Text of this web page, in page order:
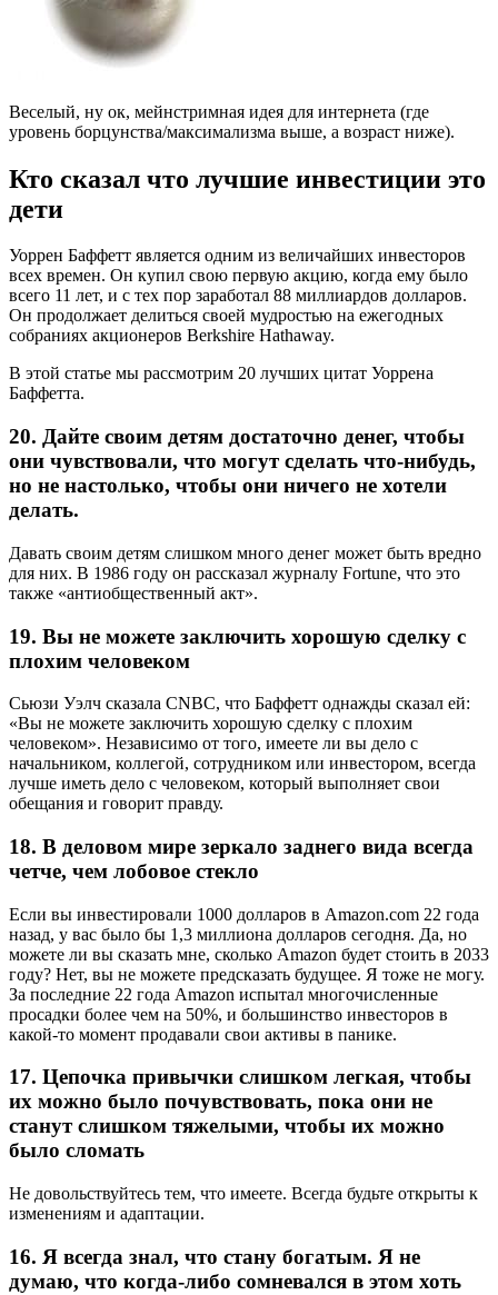
Веселый, ну ок, мейнстримная идея для интернета (где
уровень борцунства/максимализма выше, а возраст ниже).
Кто сказал что лучшие инвестиции это
дети
Уоррен Баффетт является одним из величайших инвесторов
всех времен. Он купил свою первую акцию, когда ему было
всего 11 лет, и с тех пор заработал 88 миллиардов долларов.
Он продолжает делиться своей мудростью на ежегодных
собраниях акционеров Berkshire Hathaway.
В этой статье мы рассмотрим 20 лучших цитат Уоррена
Баффетта.
20. Дайте своим детям достаточно денег, чтобы
они чувствовали, что могут сделать что-нибудь,
но не настолько, чтобы они ничего не хотели
делать.
Давать своим детям слишком много денег может быть вредно
для них. В 1986 году он рассказал журналу Fortune, что это
также «антиобщественный акт».
19. Вы не можете заключить хорошую сделку с
плохим человеком
Сьюзи Уэлч сказала CNBC, что Баффетт однажды сказал ей:
«Вы не можете заключить хорошую сделку с плохим
человеком». Независимо от того, имеете ли вы дело с
начальником, коллегой, сотрудником или инвестором, всегда
лучше иметь дело с человеком, который выполняет свои
обещания и говорит правду.
18. В деловом мире зеркало заднего вида всегда
четче, чем лобовое стекло
Если вы инвестировали 1000 долларов в Amazon.com 22 года
назад, у вас было бы 1,3 миллиона долларов сегодня. Да, но
можете ли вы сказать мне, сколько Amazon будет стоить в 2033
году? Нет, вы не можете предсказать будущее. Я тоже не могу.
За последние 22 года Amazon испытал многочисленные
просадки более чем на 50%, и большинство инвесторов в
какой-то момент продавали свои активы в панике.
17. Цепочка привычки слишком легкая, чтобы
их можно было почувствовать, пока они не
станут слишком тяжелыми, чтобы их можно
было сломать
Не довольствуйтесь тем, что имеете. Всегда будьте открыты к
изменениям и адаптации.
16. Я всегда знал, что стану богатым. Я не
думаю, что когда-либо сомневался в этом хоть